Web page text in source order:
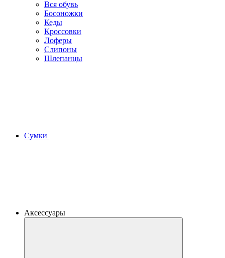
Вся обувь
Босоножки
Кеды
Кроссовки
Лоферы
Слипоны
Шлепанцы
Сумки
Аксессуары